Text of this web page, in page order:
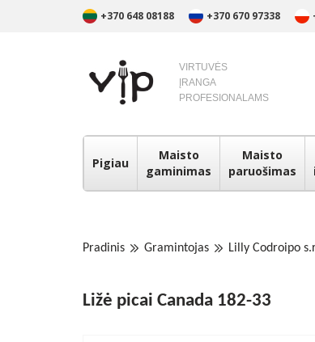
+370 648 08188 +370 670 97338
VIRTUVĖS
ĮRANGA
PROFESIONALAMS
Pigiau
Maisto
gaminimas
Maisto
paruošimas
Pradinis Gramintojas Lilly Codroipo
Ližė picai Canada 182-33